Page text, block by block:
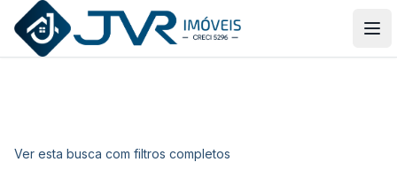
JVR Imóveis
Ver esta busca com filtros completos